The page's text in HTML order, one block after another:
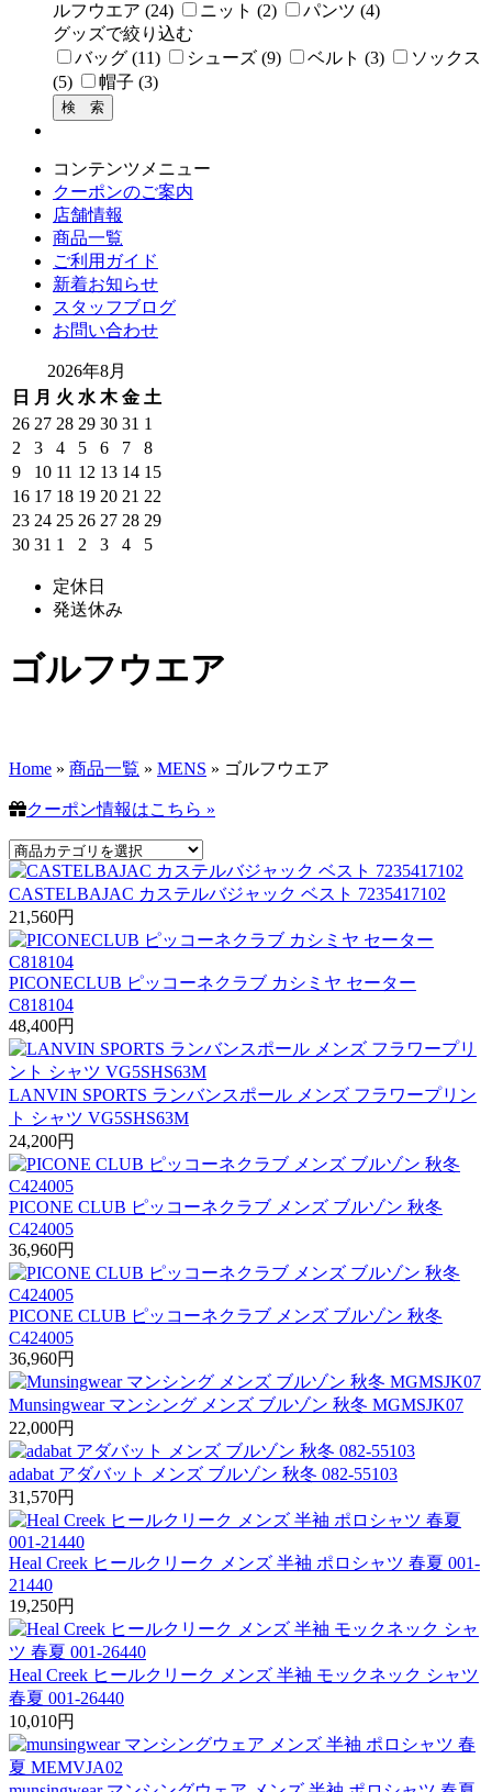
ルフウエア (24)
ニット (2)
パンツ (4)
グッズで絞り込む
バッグ (11)
シューズ (9) ベルト (3)
ソックス
(5)
帽子 (3)
コンテンツメニュー
クーポンのご案内
店舗情報
商品一覧
ご利用ガイド
新着お知らせ
スタッフブログ
お問い合わせ
2026年8月
日
月 火 水 木 金 土
26 27 28 29 30 31 1
2
3 4 5 6 7
8
9
10 11 12 13 14 15
16 17 18 19 20 21 22
23 24 25 26 27 28 29
30 31 1 2 3 4 5
定休日
発送休み
ゴルフウエア
Home » 商品一覧 » MENS » ゴルフウエア
クーポン情報はこちら »
CASTELBAJAC カステルバジャック ベスト 7235417102
21,560円
PICONECLUB ピッコーネクラブ カシミヤ セーター
C818104
48,400円
LANVIN SPORTS ランバンスポール メンズ フラワープリン
ト シャツ VG5SHS63M
24,200円
PICONE CLUB ピッコーネクラブ メンズ ブルゾン 秋冬
C424005
36,960円
PICONE CLUB ピッコーネクラブ メンズ ブルゾン 秋冬
C424005
36,960円
Munsingwear マンシング メンズ ブルゾン 秋冬 MGMSJK07
22,000円
adabat アダバット メンズ ブルゾン 秋冬 082-55103
31,570円
Heal Creek ヒールクリーク メンズ 半袖 ポロシャツ 春夏 001-
21440
19,250円
Heal Creek ヒールクリーク メンズ 半袖 モックネック シャツ
春夏 001-26440
10,010円